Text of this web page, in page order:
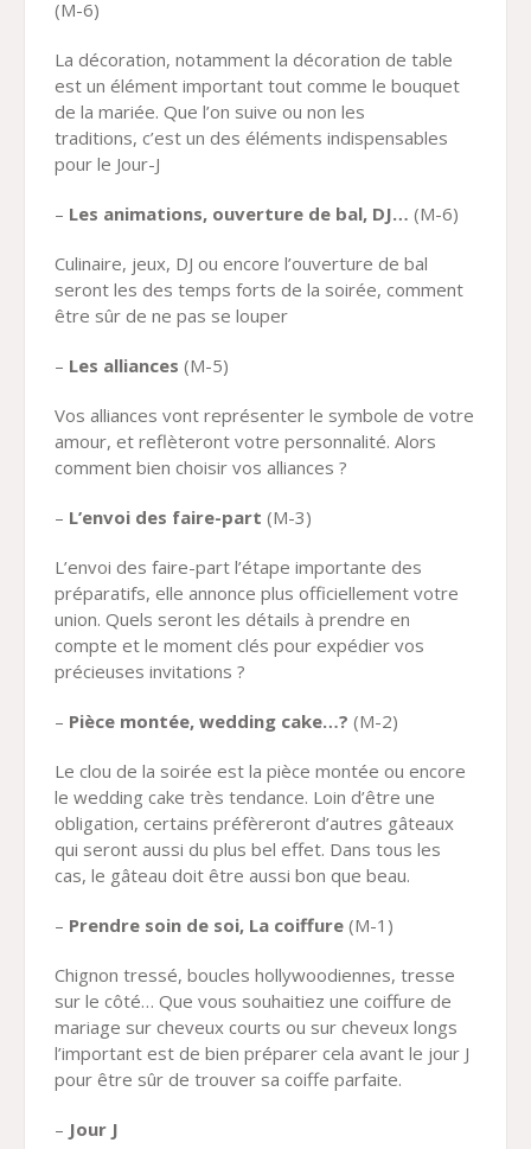
(M-6)
La décoration, notamment la décoration de table
est un élément important tout comme le bouquet
de la mariée. Que l’on suive ou non les
traditions, c’est un des éléments indispensables
pour le Jour-J
– Les animations, ouverture de bal, DJ… (M-6)
Culinaire, jeux, DJ ou encore l’ouverture de bal
seront les des temps forts de la soirée, comment
être sûr de ne pas se louper
– Les alliances (M-5)
Vos alliances vont représenter le symbole de votre
amour, et reflèteront votre personnalité. Alors
comment bien choisir vos alliances ?
– L’envoi des faire-part (M-3)
L’envoi des faire-part l’étape importante des
préparatifs, elle annonce plus officiellement votre
union. Quels seront les détails à prendre en
compte et le moment clés pour expédier vos
précieuses invitations ?
– Pièce montée, wedding cake…? (M-2)
Le clou de la soirée est la pièce montée ou encore
le wedding cake très tendance. Loin d’être une
obligation, certains préfèreront d’autres gâteaux
qui seront aussi du plus bel effet. Dans tous les
cas, le gâteau doit être aussi bon que beau.
– Prendre soin de soi, La coiffure (M-1)
Chignon tressé, boucles hollywoodiennes, tresse
sur le côté… Que vous souhaitiez une coiffure de
mariage sur cheveux courts ou sur cheveux longs
l’important est de bien préparer cela avant le jour J
pour être sûr de trouver sa coiffe parfaite.
– Jour J